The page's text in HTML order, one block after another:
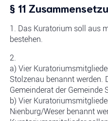
§ 11
1. Das Kuratorium soll aus
bestehen.
2.
a) Vier
Stolzenau benannt werden.
Gemeinderat der Gemeinde
b) Vier
Nienburg/Weser benannt